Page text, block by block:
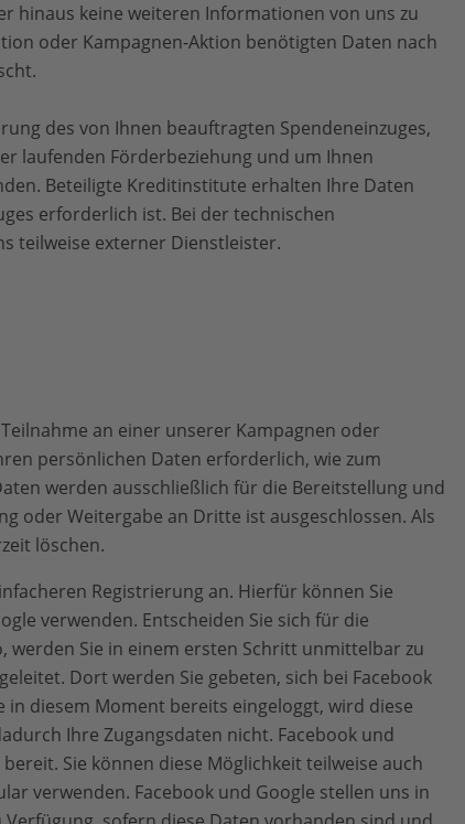
hinaus keine weiteren Informationen von uns zu
oder Kampagnen-Aktion benötigten Daten nach
des von Ihnen beauftragten Spendeneinzuges,
laufenden Förderbeziehung und um Ihnen
Beteiligte Kreditinstitute erhalten Ihre Daten
erforderlich ist. Bei der technischen
teilweise externer Dienstleister.
an einer unserer Kampagnen oder
persönlichen Daten erforderlich, wie zum
werden ausschließlich für die Bereitstellung und
oder Weitergabe an Dritte ist ausgeschlossen. Als
löschen.
Registrierung an. Hierfür können Sie
verwenden. Entscheiden Sie sich für die
werden Sie in einem ersten Schritt unmittelbar zu
Dort werden Sie gebeten, sich bei Facebook
diesem Moment bereits eingeloggt, wird diese
Ihre Zugangsdaten nicht. Facebook und
Sie können diese Möglichkeit teilweise auch
verwenden. Facebook und Google stellen uns in